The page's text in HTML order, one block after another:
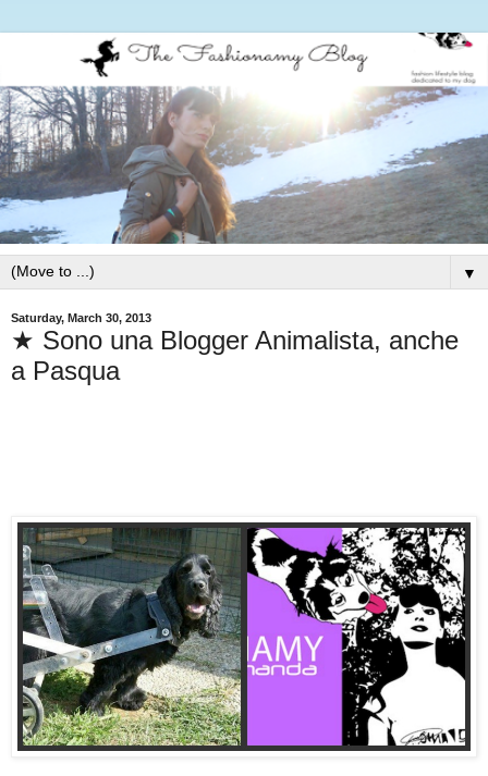
▼
Saturday, March 30, 2013
★ Sono una Blogger Animalista, anche
a Pasqua